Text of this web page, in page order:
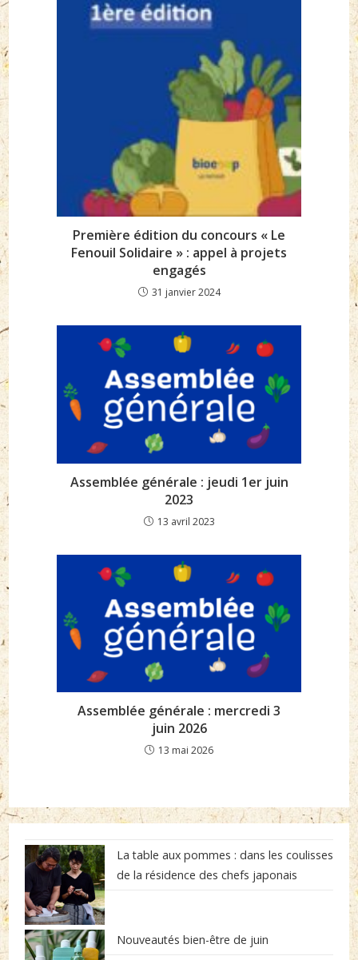
Première édition du concours « Le
Fenouil Solidaire » : appel à projets
engagés
31 janvier 2024
Assemblée générale : jeudi 1er juin
2023
13 avril 2023
Assemblée générale : mercredi 3
juin 2026
13 mai 2026
La table aux pommes : dans les coulisses
de la résidence des chefs japonais
Nouveautés bien-être de juin